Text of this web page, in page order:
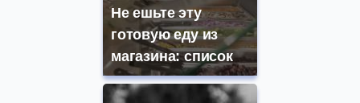
Не ешьте эту
готовую еду из
магазина: список